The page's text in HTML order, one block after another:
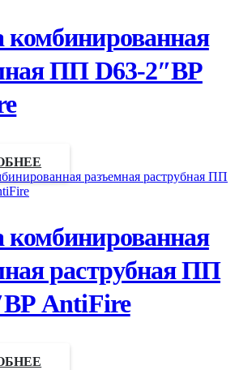
ПП D63-2″ВР
раструбная ПП
AntiFire